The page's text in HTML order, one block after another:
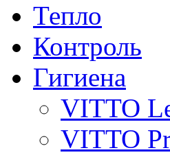
Тепло
Контроль
Гигиена
VITTO
VITTO